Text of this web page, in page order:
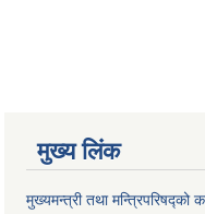
मुख्य लिंक
मुख्यमन्त्री तथा मन्त्रिपरिषद्को